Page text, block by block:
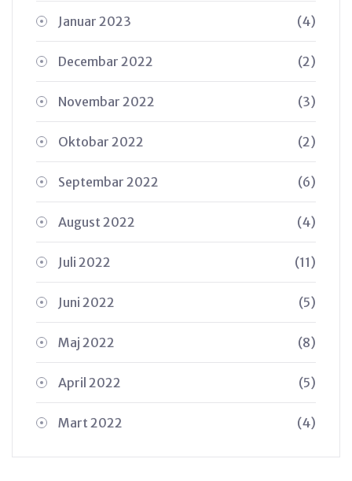
Januar 2023 (4)
Decembar 2022 (2)
Novembar 2022 (3)
Oktobar 2022 (2)
Septembar 2022 (6)
August 2022 (4)
Juli 2022 (11)
Juni 2022 (5)
Maj 2022 (8)
April 2022 (5)
Mart 2022 (4)